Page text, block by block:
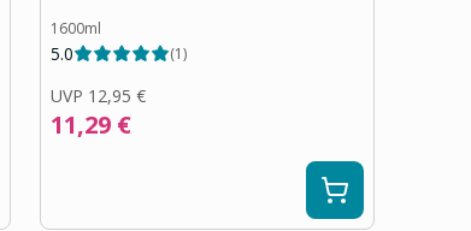
1600ml
5.0 (1)
UVP 12,95 €
11,29 €